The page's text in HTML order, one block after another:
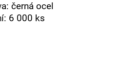
černá ocel
6 000 ks